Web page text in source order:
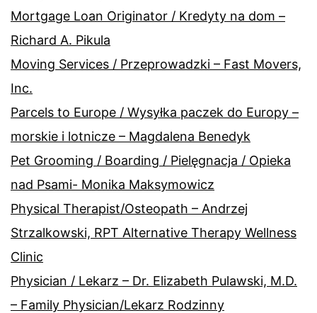
Mortgage Loan Originator / Kredyty na dom –
Richard A. Pikula
Moving Services / Przeprowadzki – Fast Movers,
Inc.
Parcels to Europe / Wysyłka paczek do Europy –
morskie i lotnicze – Magdalena Benedyk
Pet Grooming / Boarding / Pielęgnacja / Opieka
nad Psami- Monika Maksymowicz
Physical Therapist/Osteopath – Andrzej
Strzalkowski, RPT Alternative Therapy Wellness
Clinic
Physician / Lekarz – Dr. Elizabeth Pulawski, M.D.
– Family Physician/Lekarz Rodzinny